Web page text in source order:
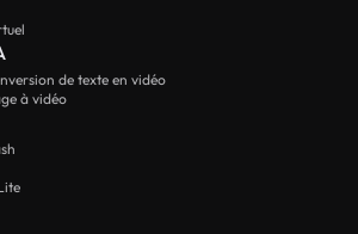
de texte en vidéo
à vidéo